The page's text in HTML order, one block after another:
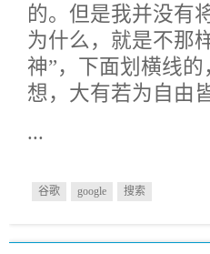
的。但是我并没有
为什么，就是不那
神”，下面划横线
想，大有若为自由
...
谷歌 google 搜索